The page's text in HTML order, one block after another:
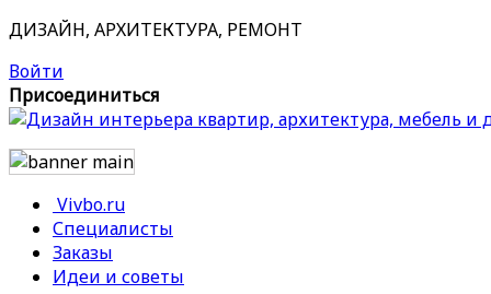
ДИЗАЙН, АРХИТЕКТУРА, РЕМОНТ
Войти
Присоединиться
Vivbo.ru
Специалисты
Заказы
Идеи и советы